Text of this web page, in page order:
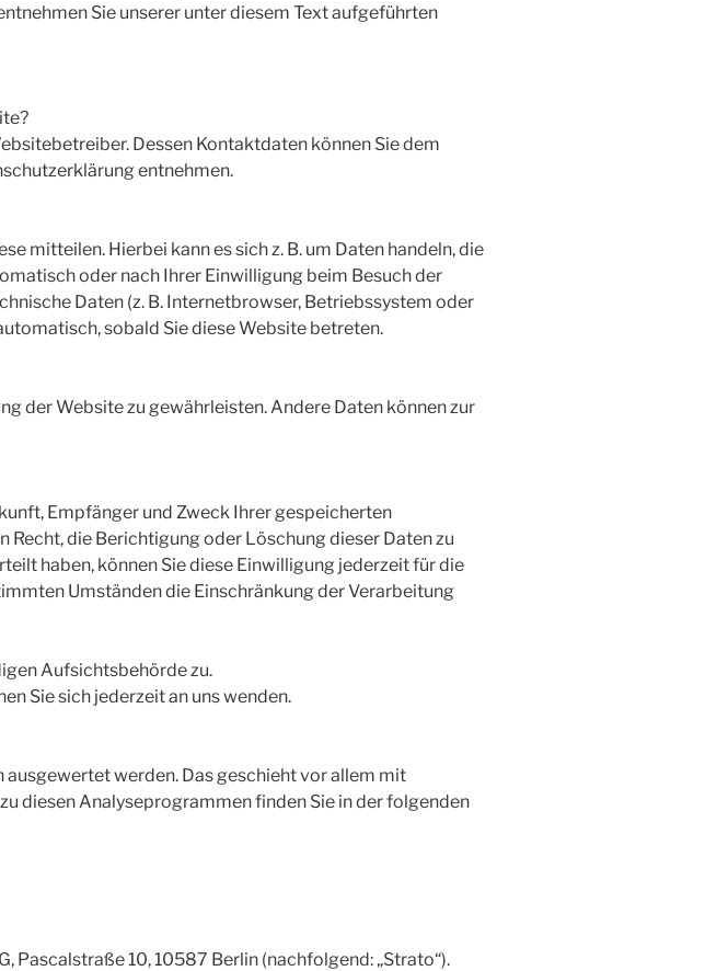
Sie unserer unter diesem Text aufgeführten
Dessen Kontaktdaten können Sie dem
entnehmen.
mitteilen. Hierbei kann es sich z. B. um Daten handeln, die
oder nach Ihrer Einwilligung beim Besuch der
Daten (z. B. Internetbrowser, Betriebssystem oder
sobald Sie diese Website betreten.
der Website zu gewährleisten. Andere Daten können zur
Empfänger und Zweck Ihrer gespeicherten
Recht, die Berichtigung oder Löschung dieser Daten zu
haben, können Sie diese Einwilligung jederzeit für die
Umständen die Einschränkung der Verarbeitung
Aufsichtsbehörde zu.
Sie sich jederzeit an uns wenden.
werden. Das geschieht vor allem mit
diesen Analyseprogrammen finden Sie in der folgenden
Pascalstraße 10, 10587 Berlin (nachfolgend: „Strato“).